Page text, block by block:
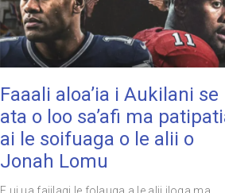
Faaali aloa’ia i Aukilani se
ata o loo sa’afi ma
ai le soifuaga o le alii o
Jonah Lomu
E ui ua faiilagi le folauga a le alii iloga ma